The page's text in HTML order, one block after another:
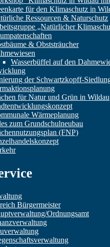
für den Klimaschutz in
Ressourcen & Naturschutz
„Natürlicher
& Obststräucher
Wasserbüffel auf den
der Schwartzkopff-
für Natur und Grün in Wildau
Wärmeplanung
zum Grundschulneubau
(FNP)
Bürgermeister
Ordnungsamt